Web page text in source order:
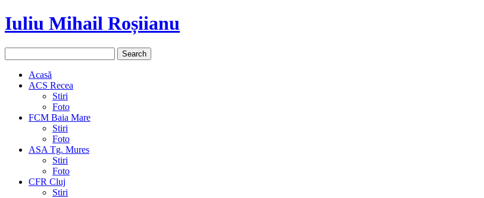
Iuliu Mihail Roșiianu
Acasă
ACS Recea
Stiri
Foto
FCM Baia Mare
Stiri
Foto
ASA Tg. Mures
Stiri
Foto
CFR Cluj
Stiri